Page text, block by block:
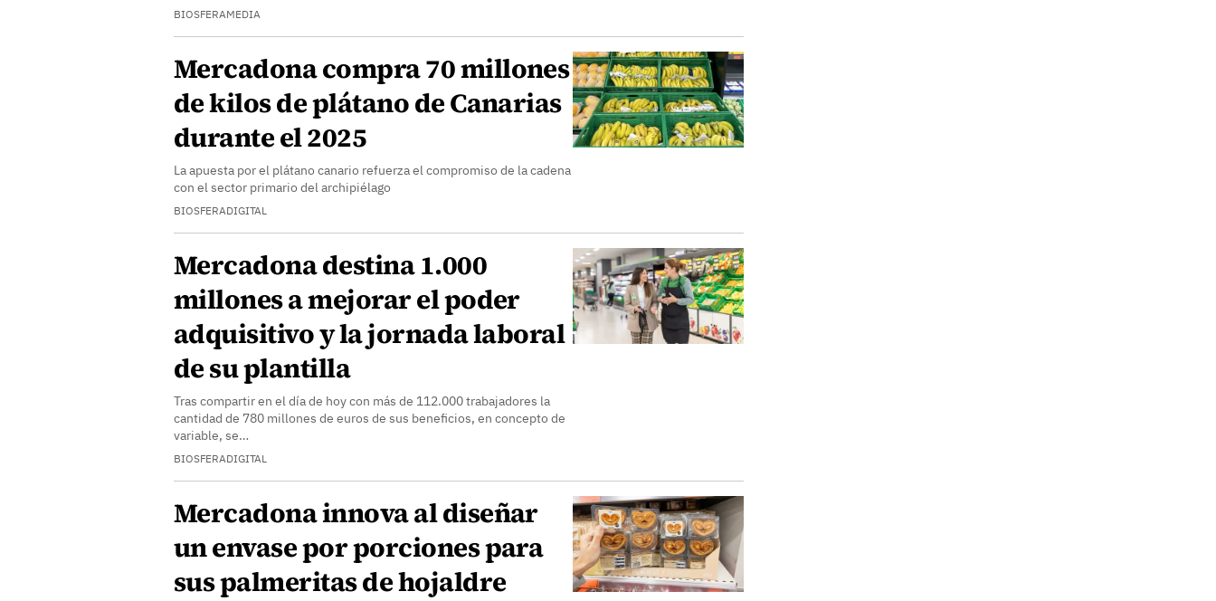
BIOSFERAMEDIA
Mercadona compra 70 millones
de kilos de plátano de Canarias
durante el 2025
La apuesta por el plátano canario refuerza el compromiso de la cadena
con el sector primario del archipiélago
BIOSFERADIGITAL
Mercadona destina 1.000
millones a mejorar el poder
adquisitivo y la jornada laboral
de su plantilla
Tras compartir en el día de hoy con más de 112.000 trabajadores la
cantidad de 780 millones de euros de sus beneficios, en concepto de
variable, se…
BIOSFERADIGITAL
Mercadona innova al diseñar
un envase por porciones para
sus palmeritas de hojaldre